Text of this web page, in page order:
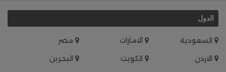
الدول
السعودية الامارات
مصر
الاردن
الكويت
البحرين